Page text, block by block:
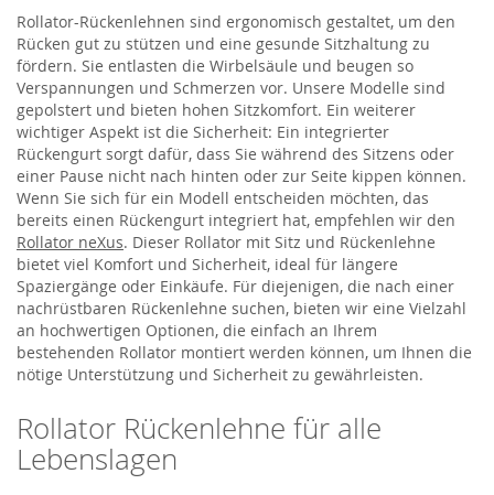
Rollator-Rückenlehnen sind ergonomisch gestaltet, um den
Rücken gut zu stützen und eine gesunde Sitzhaltung zu
fördern. Sie entlasten die Wirbelsäule und beugen so
Verspannungen und Schmerzen vor. Unsere Modelle sind
gepolstert und bieten hohen Sitzkomfort. Ein weiterer
wichtiger Aspekt ist die Sicherheit: Ein integrierter
Rückengurt sorgt dafür, dass Sie während des Sitzens oder
einer Pause nicht nach hinten oder zur Seite kippen können.
Wenn Sie sich für ein Modell entscheiden möchten, das
bereits einen Rückengurt integriert hat, empfehlen wir den
Rollator neXus. Dieser Rollator mit Sitz und Rückenlehne
bietet viel Komfort und Sicherheit, ideal für längere
Spaziergänge oder Einkäufe. Für diejenigen, die nach einer
nachrüstbaren Rückenlehne suchen, bieten wir eine Vielzahl
an hochwertigen Optionen, die einfach an Ihrem
bestehenden Rollator montiert werden können, um Ihnen die
nötige Unterstützung und Sicherheit zu gewährleisten.
Rollator Rückenlehne für alle
Lebenslagen